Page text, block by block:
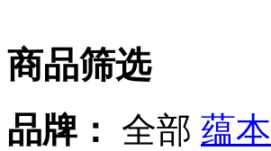
商品筛选
品牌： 全部 蕴本